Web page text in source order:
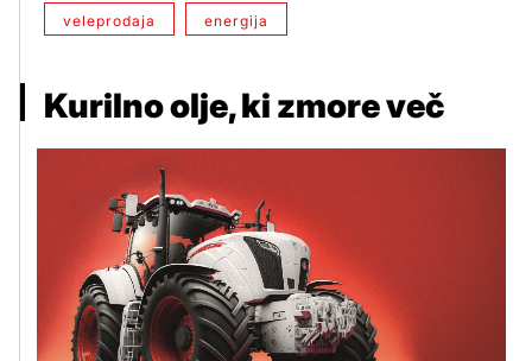
veleprodaja energija
Kurilno olje, ki zmore več